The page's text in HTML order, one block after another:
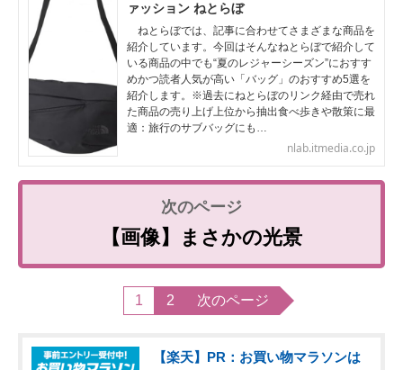
ァッション ねとらぼ
ねとらぼでは、記事に合わせてさまざまな商品を
紹介しています。今回はそんなねとらぼで紹介して
いる商品の中でも“夏のレジャーシーズン”におすす
めかつ読者人気が高い「バッグ」のおすすめ5選を
紹介します。※過去にねとらぼのリンク経由で売れ
た商品の売り上げ上位から抽出食べ歩きや散策に最
適：旅行のサブバッグにも…
nlab.itmedia.co.jp
【画像】まさかの光景
1 2 次のページ
【楽天】PR：お買い物マラソンは